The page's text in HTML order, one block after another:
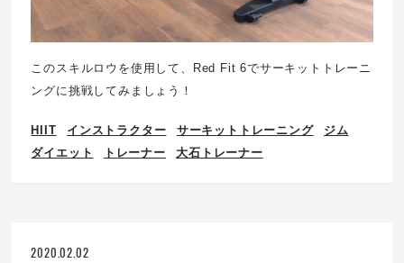
このスキルロウを使用して、Red Fit 6でサーキットトレーニ
ングに挑戦してみましょう！
HIIT インストラクター サーキットトレーニング
ジム
ダイエット
トレーナー 大石トレーナー
2020.02.02